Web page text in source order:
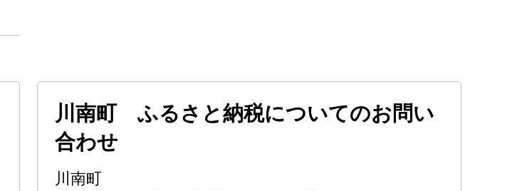
川南町 ふるさと納税についてのお問い
合わせ
川南町